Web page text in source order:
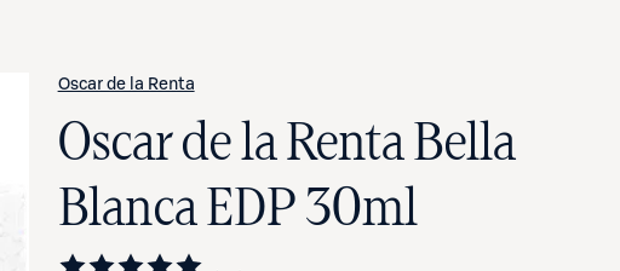
Oscar de la Renta
Oscar de la Renta Bella
Blanca EDP 30ml